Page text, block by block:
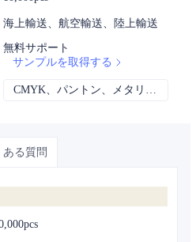
海上輸送、航空輸送、陸上輸送
無料サポート
サンプルを取得する
CMYK、パントン、メタリック、スポットカラーなど
ある質問